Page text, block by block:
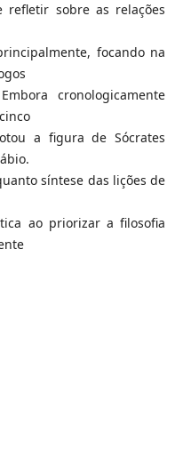
refletir sobre as relações
focando na
cronologicamente
a figura de Sócrates
síntese das lições de
ao priorizar a filosofia